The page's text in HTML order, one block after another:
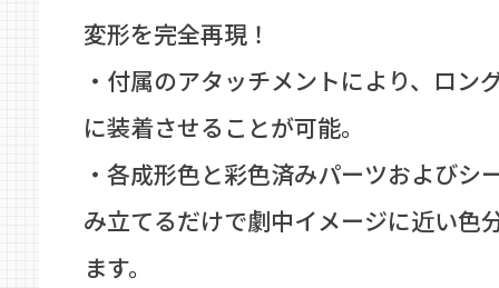
変形を完全再現！
・付属のアタッチメントにより、ロン
に装着させることが可能。
・各成形色と彩色済みパーツおよびシ
み立てるだけで劇中イメージに近い色
ます。